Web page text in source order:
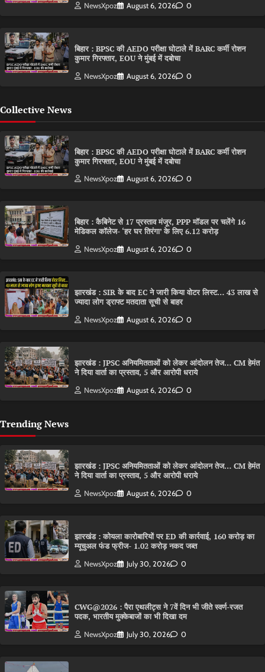
NewsXpoz August 6, 2026 0
बिहार : BPSC की AEDO परीक्षा घोटाले में BARC कर्मी रोशन
कुमार गिरफ्तार, EOU ने मुंबई में दबोचा
NewsXpoz August 6, 2026 0
Collective News
बिहार : BPSC की AEDO परीक्षा घोटाले में BARC कर्मी रोशन
कुमार गिरफ्तार, EOU ने मुंबई में दबोचा
NewsXpoz August 6, 2026 0
बिहार : कैबिनेट से 17 प्रस्ताव मंजूर, PPP मॉडल पर चलेंगे 16
मेडिकल कॉलेज- ‘हर घर तिरंगा’ के लिए 6.12 करोड़
NewsXpoz August 6, 2026 0
झारखंड : SIR के बाद EC ने जारी किया वोटर लिस्ट… 43 लाख से
ज्यादा लोग ड्राफ्ट मतदाता सूची से बाहर
NewsXpoz August 6, 2026 0
झारखंड : JPSC अनियमितताओं को लेकर आंदोलन तेज… CM हेमंत
ने दिया वार्ता का प्रस्ताव, 5 और आरोपी धराये
NewsXpoz August 6, 2026 0
Trending News
झारखंड : JPSC अनियमितताओं को लेकर आंदोलन तेज… CM हेमंत
ने दिया वार्ता का प्रस्ताव, 5 और आरोपी धराये
NewsXpoz August 6, 2026 0
झारखंड : कोयला कारोबारियों पर ED की कार्रवाई, 160 करोड़ का
म्यूचुअल फंड फ्रीज- 1.02 करोड़ नकद जब्त
NewsXpoz July 30, 2026 0
CWG@2026 : पैरा एथलीट्स ने 7वें दिन भी जीते स्वर्ण-रजत
पदक, भारतीय मुक्केबाजों का भी दिखा दम
NewsXpoz July 30, 2026 0